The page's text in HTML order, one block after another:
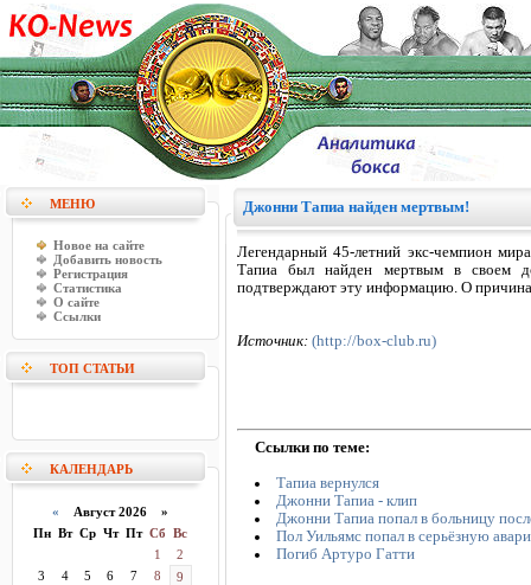
МЕНЮ
Новое на сайте
Добавить новость
Регистрация
Статистика
О сайте
Ссылки
ТОП СТАТЬИ
КАЛЕНДАРЬ
« Август 2026 »
Пн Вт Ср Чт Пт Сб Вс
1
2
3
4 5 6 7 8
9
Джонни Тапиа найден мертвым!
Легендарный 45-летний экс-чемпион
Тапиа был найден мертвым в своем
подтверждают эту информацию. О
Источник: (http://box-club.ru)
Ссылки по теме:
Тапиа вернулся
Джонни Тапиа - клип
Джонни Тапиа попал в больницу
Пол Уильямс попал в серьёзную
Погиб Артуро Гатти